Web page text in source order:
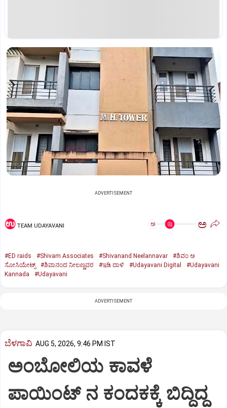
ADVERTISEMENT
TEAM UDAYAVANI ಅ ಅ
#ED raids #Shivam Associates #Shivanand Neelannavar
#ಶಿವಂ ಅ
ಸೋಸಿಯೇಟ್ಸ್
#ಶಿವಾನಂದ ನೀಲಣ್ಣವರ #ಇಡಿ ದಾಳಿ #Udayavani Digital
#Udayavani
Kannada
#Udayavani
ADVERTISEMENT
ಬೆಳಗಾವಿ AUG 5, 2026, 9:46 PM IST
ಅಂಬೋಲಿಯ ಕಾವಳೆ‌
ಪಾಯಿಂಟ್ ನ ಕಂದಕಕ್ಕೆ ಬಿದ್ದಿದ್ದ